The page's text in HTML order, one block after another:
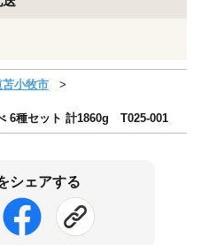
苫小牧市
6種セット 計1860g T025-001
シェアする